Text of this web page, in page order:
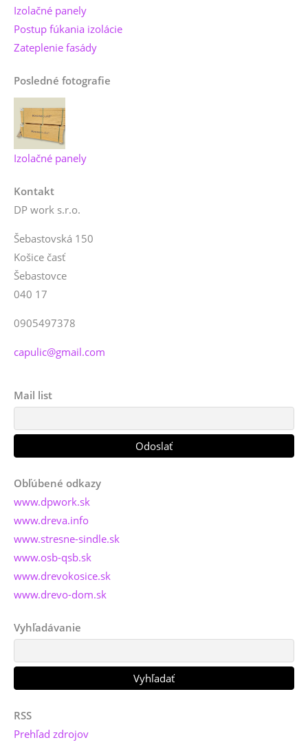
Izolačné panely
Postup fúkania izolácie
Zateplenie fasády
Posledné fotografie
Izolačné panely
Kontakt
DP work s.r.o.
Šebastovská 150
Košice časť
Šebastovce
040 17
0905497378
capulic@gmail.com
Mail list
Obľúbené odkazy
www.dpwork.sk
www.dreva.info
www.stresne-sindle.sk
www.osb-qsb.sk
www.drevokosice.sk
www.drevo-dom.sk
Vyhľadávanie
RSS
Prehľad zdrojov